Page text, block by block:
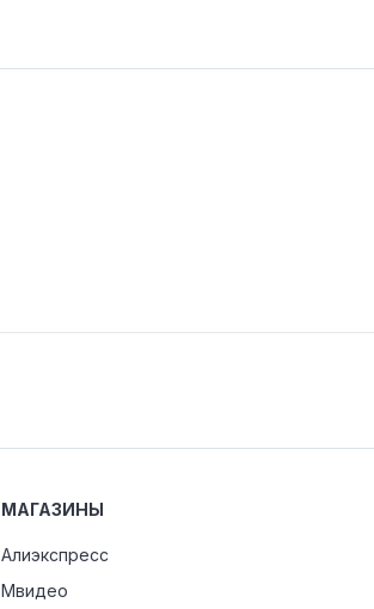
МАГАЗИНЫ
Алиэкспресс
Мвидео